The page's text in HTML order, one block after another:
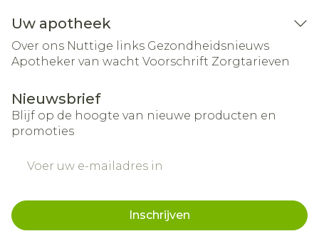
Uw apotheek
Over ons Nuttige links Gezondheidsnieuws
Apotheker van wacht Voorschrift Zorgtarieven
Nieuwsbrief
Blijf op de hoogte van nieuwe producten en
promoties
Inschrijven